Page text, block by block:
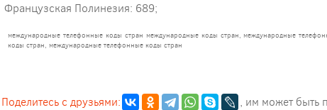
Французская Полинезия: 689;
международные телефонные коды стран международные коды стран, международные
коды стран, международные телефонные коды стран
Поделитесь с друзьями: , им может быть